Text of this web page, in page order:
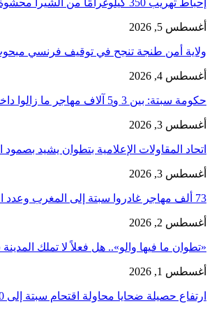
أغسطس 5, 2026
ولاية أمن طنجة تنجح في توقيف فرنسي
أغسطس 4, 2026
حكومة سبتة: بين 3 و5 آلاف مهاجر ما زالوا داخل المدينة و862…
أغسطس 3, 2026
اتحاد المقاولات الإعلامية بتطوان يشيد
أغسطس 3, 2026
73 ألف مهاجر غادروا سبتة إلى المغرب وعدد القتلى يرتفع لـ71
أغسطس 2, 2026
«تطوان ما فيها والو».. هل فعلاً لا تملك المدينة
أغسطس 1, 2026
ارتفاع حصيلة ضحايا محاولة اقتحام سبتة إلى 20 جثة بمصلحة الطب…